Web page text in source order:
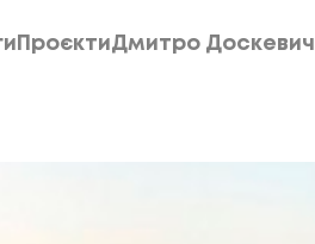
ПроєктиДмитро Доскевич